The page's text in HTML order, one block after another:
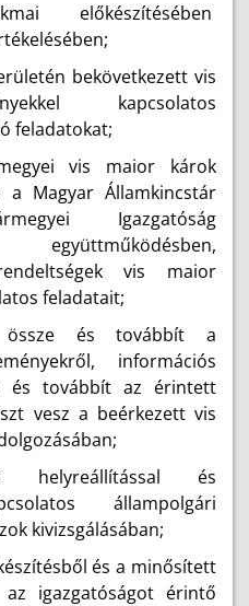
előkészítésében
bekövetkezett vis
kapcsolatos
feladatokat;
vis maior károk
a Magyar Államkincstár
Igazgatóság
vis maior
feladatait;
össze és továbbít a
információs
és továbbít az érintett
vesz a beérkezett vis
helyreállítással és
állampolgári
kivizsgálásában;
és a minősített
igazgatóságot érintő